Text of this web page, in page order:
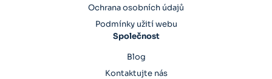
Ochrana osobních údajů
Podmínky užití webu
Společnost
Blog
Kontaktujte nás